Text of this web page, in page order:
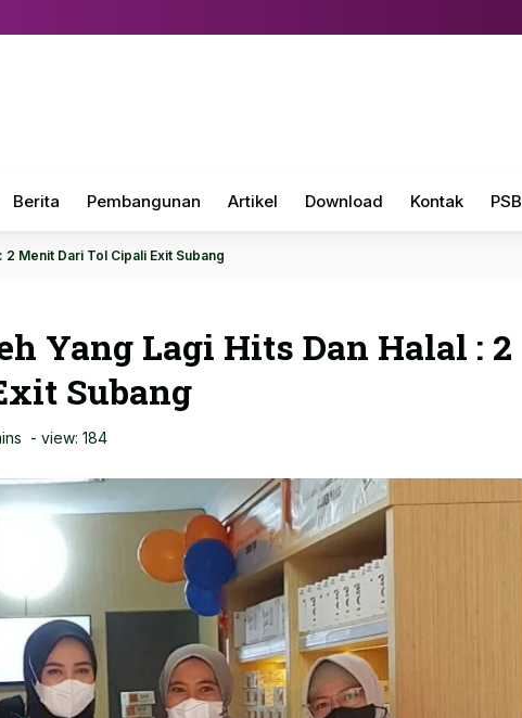
Berita Pembangunan Artikel Download Kontak PSB
Menit Dari Tol Cipali Exit Subang
Yang Lagi Hits Dan Halal : 2
Subang
- view: 184